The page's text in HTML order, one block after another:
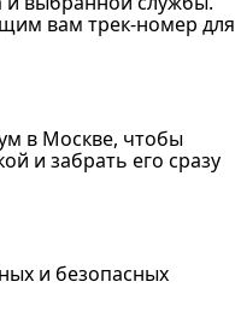
вам трек-номер для
в Москве, чтобы
и забрать его сразу
и безопасных